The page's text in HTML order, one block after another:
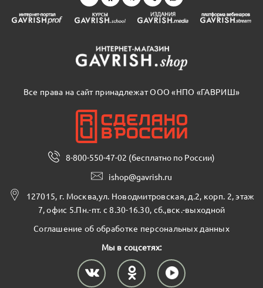
Все права на сайт принадлежат ООО «НПО «ГАВРИШ»
8-800-550-47-02 (бесплатно по России)
ishop@gavrish.ru
127015, г. Москва,ул. Новодмитровская, д.2, корп. 2, этаж
7, офис 5.Пн.-пт. с 8.30-16.30, сб.,вск.-выходной
Соглашение об обработке персональных данных
Мы в соцсетях: